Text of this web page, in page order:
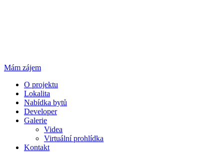
Mám zájem
O projektu
Lokalita
Nabídka bytů
Developer
Galerie
Videa
Virtuální prohlídka
Kontakt